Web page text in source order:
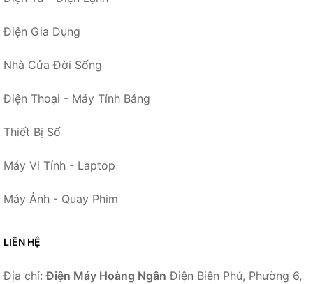
Điện Gia Dụng
Nhà Cửa Đời Sống
Điện Thoại - Máy Tính Bảng
Thiết Bị Số
Máy Vi Tính - Laptop
Máy Ảnh - Quay Phim
LIÊN HỆ
Địa chỉ:Điện Máy Hoàng Ngân Điện Biên Phủ, Phường 6,